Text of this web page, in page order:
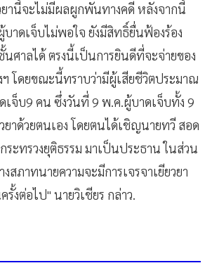
ยานี้จะไม่มีผลผูกพันทางคดี หลังจากนี้
าดเจ็บไม่พอใจ ยังมีสิทธิ์ยื่นฟ้องร้อง
นศาลได้ ตรงนี้เป็นการยินดีที่จะจ่ายของ
โดยขณะนี้ทราบว่ามีผู้เสียชีวิตประมาณ
เจ็บ9 คน ซึ่งวันที่ 9 พ.ค.ผู้บาดเจ็บทั้ง 9
ยาด้วยตนเอง โดยตนได้เชิญนายทวี สอด
ระทรวงยุติธรรม มาเป็นประธาน ในส่วน
สภาทนายความจะมีการเจรจาเยียวยา
รั้งต่อไป" นายวิเชียร กล่าว.